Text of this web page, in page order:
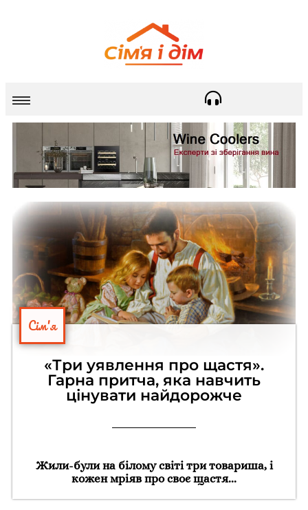
Сім'я
«Три уявлення про щастя».
Гарна притча, яка навчить
цінувати найдорожче
Жили-були на білому світі три товариша, і
кожен мріяв про своє щастя...